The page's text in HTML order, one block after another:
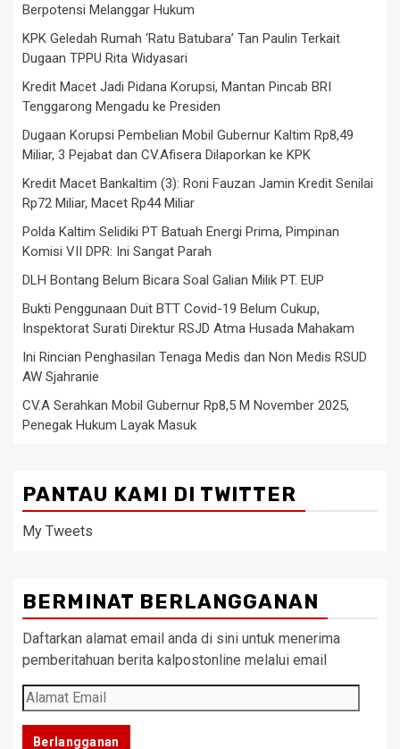
Berpotensi Melanggar Hukum
KPK Geledah Rumah ‘Ratu Batubara’ Tan Paulin Terkait
Dugaan TPPU Rita Widyasari
Kredit Macet Jadi Pidana Korupsi, Mantan Pincab BRI
Tenggarong Mengadu ke Presiden
Dugaan Korupsi Pembelian Mobil Gubernur Kaltim Rp8,49
Miliar, 3 Pejabat dan CV.Afisera Dilaporkan ke KPK
Kredit Macet Bankaltim (3): Roni Fauzan Jamin Kredit Senilai
Rp72 Miliar, Macet Rp44 Miliar
Polda Kaltim Selidiki PT Batuah Energi Prima, Pimpinan
Komisi VII DPR: Ini Sangat Parah
DLH Bontang Belum Bicara Soal Galian Milik PT. EUP
Bukti Penggunaan Duit BTT Covid-19 Belum Cukup,
Inspektorat Surati Direktur RSJD Atma Husada Mahakam
Ini Rincian Penghasilan Tenaga Medis dan Non Medis RSUD
AW Sjahranie
CV.A Serahkan Mobil Gubernur Rp8,5 M November 2025,
Penegak Hukum Layak Masuk
PANTAU KAMI DI TWITTER
My Tweets
BERMINAT BERLANGGANAN
Daftarkan alamat email anda di sini untuk menerima
pemberitahuan berita kalpostonline melalui email
Alamat
Email
Berlangganan